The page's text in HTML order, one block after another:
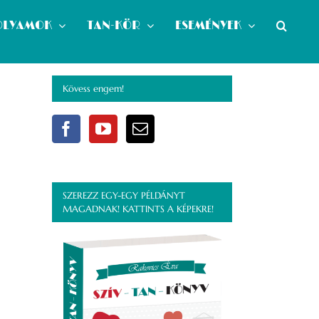
TAN-KÖR ESEMÉNYEK
Kövess engem!
SZEREZZ EGY-EGY PÉLDÁNYT
MAGADNAK! KATTINTS A KÉPEKRE!